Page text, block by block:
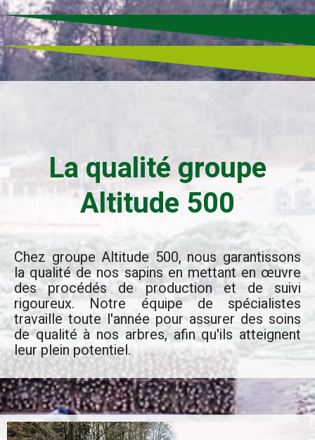
La qualité groupe
Altitude 500
Chez groupe Altitude 500, nous garantissons
la qualité de nos sapins en mettant en œuvre
des procédés de production et de suivi
rigoureux. Notre équipe de spécialistes
travaille toute l'année pour assurer des soins
de qualité à nos arbres, afin qu'ils atteignent
leur plein potentiel.